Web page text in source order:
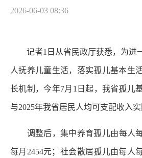
2026-06-03 08:36
记者1日从省民政厅获悉，为进
人抚养儿童生活，落实孤儿基本生
长机制，今年7月1日起，我省孤儿
与2025年我省居民人均可支配收入
调整后，集中养育孤儿由每人每
每月2454元；社会散居孤儿由每人